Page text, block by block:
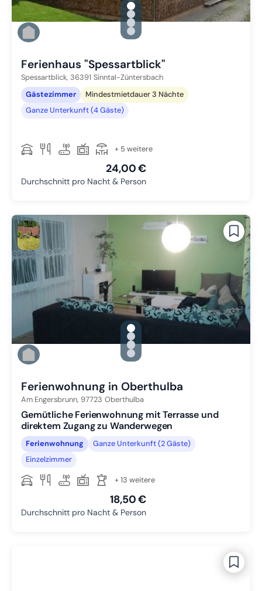
gallery.slide_selector
Zu Slide 1 wechseln
Zu Slide 2 wechseln
Zu Slide 3 wechseln
Zu Slide 4 wechseln
Ferienhaus "Spessartblick"
Spessartblick, 36391 Sinntal-Züntersbach
Gästezimmer
Mindestmietdauer 3 Nächte
Ganze Unterkunft (4 Gäste)
+ 5 weitere
24,00 €
Durchschnitt pro Nacht & Person
gallery.slide_selector
Zu Slide 1 wechseln
Zu Slide 2 wechseln
Zu Slide 3 wechseln
Zu Slide 4 wechseln
Ferienwohnung in Oberthulba
Am Engersbrunn, 97723 Oberthulba
Gemütliche Ferienwohnung mit Terrasse und
direktem Zugang zu Wanderwegen
Ferienwohnung
Ganze Unterkunft (2 Gäste)
Einzelzimmer
+ 13 weitere
18,50 €
Durchschnitt pro Nacht & Person